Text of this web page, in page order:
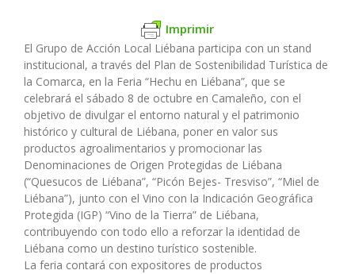
Imprimir
El Grupo de Acción Local Liébana participa con un stand
institucional, a través del Plan de Sostenibilidad Turística de
la Comarca, en la Feria “Hechu en Liébana”, que se
celebrará el sábado 8 de octubre en Camaleño, con el
objetivo de divulgar el entorno natural y el patrimonio
histórico y cultural de Liébana, poner en valor sus
productos agroalimentarios y promocionar las
Denominaciones de Origen Protegidas de Liébana
(“Quesucos de Liébana”, “Picón Bejes- Tresviso”, “Miel de
Liébana”), junto con el Vino con la Indicación Geográfica
Protegida (IGP) “Vino de la Tierra” de Liébana,
contribuyendo con todo ello a reforzar la identidad de
Liébana como un destino turístico sostenible.
La feria contará con expositores de productos